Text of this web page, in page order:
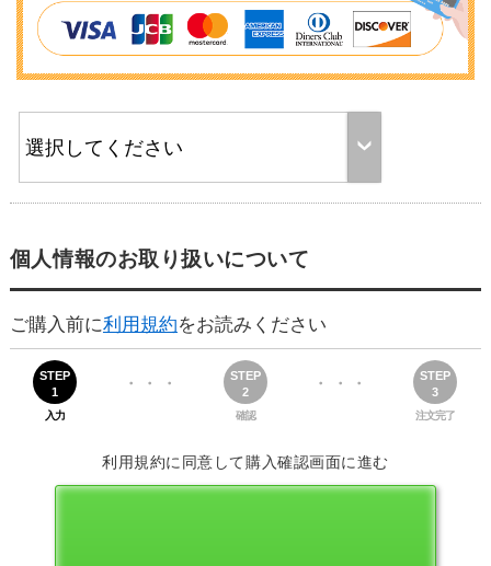
個人情報のお取り扱いについて
ご購入前に利用規約をお読みください
STEP
1
入力
・・・
STEP
2
確認
・・・
STEP
3
注文完了
利用規約に同意して購入確認画面に進む